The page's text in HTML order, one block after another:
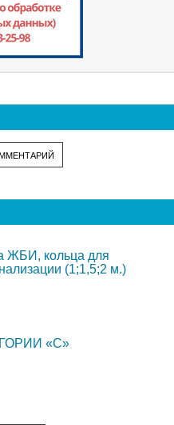
ЖБИ, кольца для
(1;1,5;2 м.)
«C»